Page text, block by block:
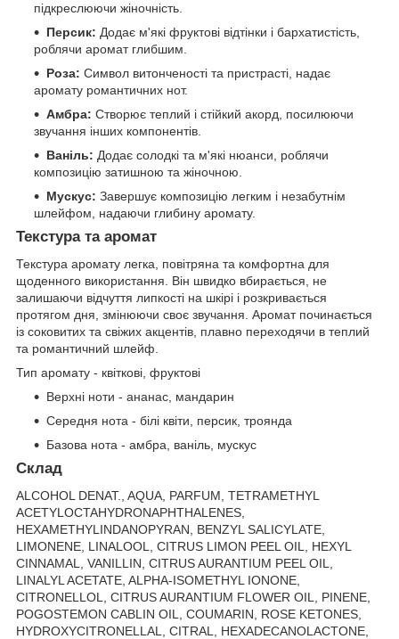
підкреслюючи жіночність.
Персик: Додає м'які фруктові відтінки і бархатистість,
роблячи аромат глибшим.
Роза: Символ витонченості та пристрасті, надає
аромату романтичних нот.
Амбра: Створює теплий і стійкий акорд, посилюючи
звучання інших компонентів.
Ваніль: Додає солодкі та м'які нюанси, роблячи
композицію затишною та жіночною.
Мускус: Завершує композицію легким і незабутнім
шлейфом, надаючи глибину аромату.
Текстура та аромат
Текстура аромату легка, повітряна та комфортна для
щоденного використання. Він швидко вбирається, не
залишаючи відчуття липкості на шкірі і розкривається
протягом дня, змінюючи своє звучання. Аромат починається
із соковитих та свіжих акцентів, плавно переходячи в теплий
та романтичний шлейф.
Тип аромату - квіткові, фруктові
Верхні ноти - ананас, мандарин
Середня нота - білі квіти, персик, троянда
Базова нота - амбра, ваніль, мускус
Cклад
ALCOHOL DENAT., AQUA, PARFUM, TETRAMETHYL
ACETYLOCTAHYDRONAPHTHALENES,
HEXAMETHYLINDANOPYRAN, BENZYL SALICYLATE,
LIMONENE, LINALOOL, CITRUS LIMON PEEL OIL, HEXYL
CINNAMAL, VANILLIN, CITRUS AURANTIUM PEEL OIL,
LINALYL ACETATE, ALPHA-ISOMETHYL IONONE,
CITRONELLOL, CITRUS AURANTIUM FLOWER OIL, PINENE,
POGOSTEMON CABLIN OIL, COUMARIN, ROSE KETONES,
HYDROXYCITRONELLAL, CITRAL, HEXADECANOLACTONE,